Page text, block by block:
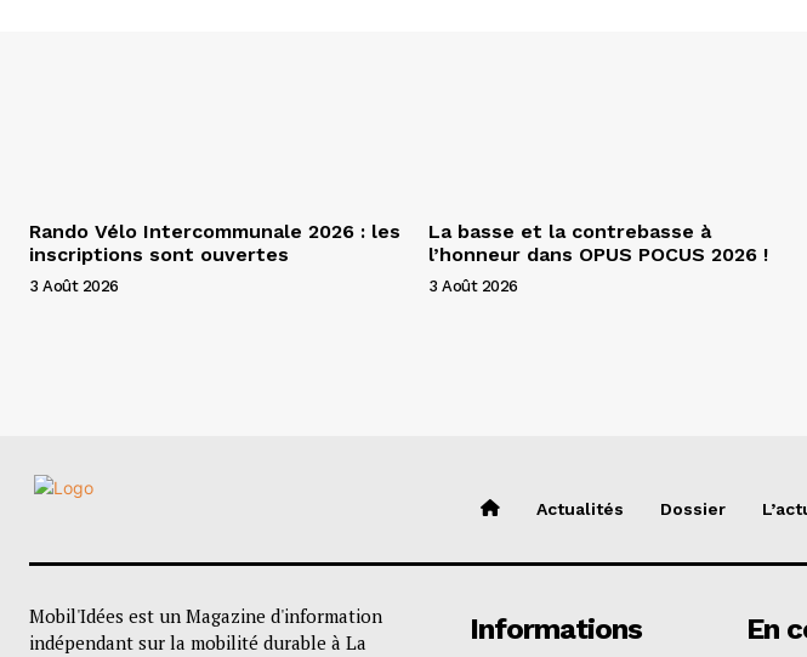
Rando Vélo Intercommunale 2026 : les
inscriptions sont ouvertes
3 Août 2026
La basse et la contrebasse à
l’honneur dans OPUS POCUS 2026 !
3 Août 2026
Actualités Dossier
Mobil'Idées est un Magazine d'information
indépendant sur la mobilité durable à La
Informations En